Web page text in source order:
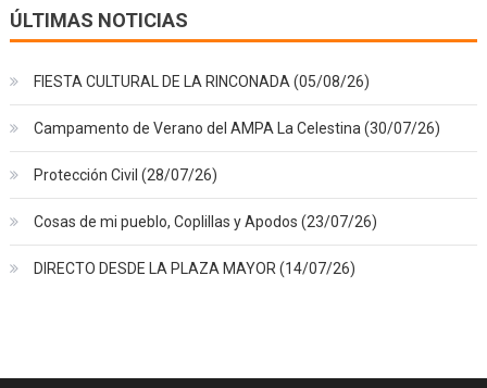
ÚLTIMAS NOTICIAS
FIESTA CULTURAL DE LA RINCONADA (05/08/26)
Campamento de Verano del AMPA La Celestina (30/07/26)
Protección Civil (28/07/26)
Cosas de mi pueblo, Coplillas y Apodos (23/07/26)
DIRECTO DESDE LA PLAZA MAYOR (14/07/26)